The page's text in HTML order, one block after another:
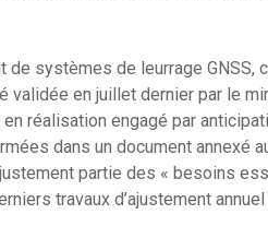
systèmes de leurrage GNSS,
validée en juillet dernier par le
réalisation engagé par
dans un document annexé
partie des « besoins
travaux d’ajustement